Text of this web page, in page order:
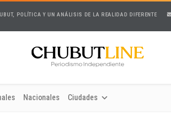
POLÍTICA Y UN ANÁLISIS DE LA REALIDAD DIFERENTE
Nacionales Ciudades